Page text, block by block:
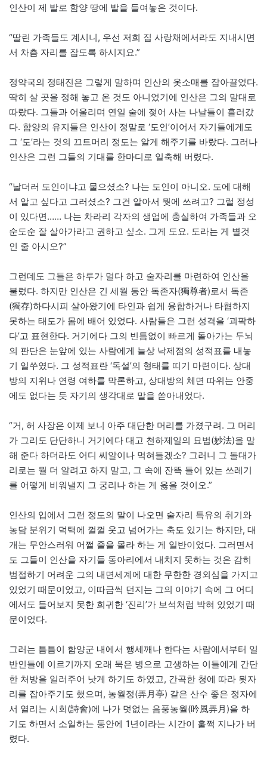
인산이 제 발로 함양 땅에 발을 들여놓은 것이다.
“딸린 가족들도 계시니, 우선 저희 집 사랑채에서라도 지내시면
서 차츰 자리를 잡도록 하시지요.”
정약국의 정태진은 그렇게 말하며 인산의 옷소매를 잡아끌었다.
딱히 살 곳을 정해 놓고 온 것도 아니었기에 인산은 그의 말대로
따랐다. 그들과 어울리며 연일 술에 젖어 사는 나날들이 흘러갔
다. 함양의 유지들은 인산이 정말로 ‘도인’이어서 자기들에게도
그 ‘도’라는 것의 끄트머리 정도는 알게 해주기를 바랐다. 그러나
인산은 그런 그들의 기대를 한마디로 일축해 버렸다.
“날더러 도인이냐고 물으셨소? 나는 도인이 아니오. 도에 대해
서 알고 싶다고 그러셨소? 그건 알아서 뭣에 쓰려고? 그럴 정성
이 있다면…… 나는 차라리 각자의 생업에 충실하여 가족들과 오
순도순 잘 살아가라고 권하고 싶소. 그게 도요. 도라는 게 별것
인 줄 아시오?”
그런데도 그들은 하루가 멀다 하고 술자리를 마련하여 인산을
불렀다. 하지만 인산은 긴 세월 동안 독존자(獨尊者)로서 독존
(獨存)하다시피 살아왔기에 타인과 쉽게 융합하거나 타협하지
못하는 태도가 몸에 배어 있었다. 사람들은 그런 성격을 ‘괴팍하
다’고 표현한다. 거기에다 그의 빈틈없이 빠르게 돌아가는 두뇌
의 판단은 눈앞에 있는 사람에게 늘상 낙제점의 성적표를 내놓
기 일쑤였다. 그 성적표란 ‘독설’의 형태를 띠기 마련이다. 상대
방의 지위나 연령 여하를 막론하고, 상대방의 체면 따위는 안중
에도 없다는 듯 자기의 생각대로 말을 쏟아내었다.
“거, 허 사장은 이제 보니 아주 대단한 머리를 가졌구려. 그 머리
가 그리도 단단하니 거기에다 대고 천하제일의 묘법(妙法)을 말
해 준다 하더라도 어디 씨알이나 먹혀들겠소? 그러니 그 돌대가
리로는 뭘 더 알려고 하지 말고, 그 속에 잔뜩 들어 있는 쓰레기
를 어떻게 비워낼지 그 궁리나 하는 게 옳을 것이오.”
인산의 입에서 그런 정도의 말이 나오면 술자리 특유의 취기와
농담 분위기 덕택에 껄껄 웃고 넘어가는 축도 있기는 하지만, 대
개는 무안스러워 어쩔 줄을 몰라 하는 게 일반이었다. 그러면서
도 그들이 인산을 자기들 동아리에서 내치지 못하는 것은 감히
범접하기 어려운 그의 내면세계에 대한 무한한 경외심을 가지고
있었기 때문이었고, 이따금씩 던지는 그의 이야기 속에 그 어디
에서도 들어보지 못한 희귀한 ‘진리’가 보석처럼 박혀 있었기 때
문이었다.
그러는 틈틈이 함양군 내에서 행세깨나 한다는 사람에서부터 일
반인들에 이르기까지 오래 묵은 병으로 고생하는 이들에게 간단
한 처방을 일러주어 낫게 하기도 하였고, 간곡한 청에 따라 묏자
리를 잡아주기도 했으며, 농월정(弄月亭) 같은 산수 좋은 정자에
서 열리는 시회(詩會)에 나가 덧없는 음풍농월(吟風弄月)을 하
기도 하면서 소일하는 동안에 1년이라는 시간이 훌쩍 지나가 버
렸다.